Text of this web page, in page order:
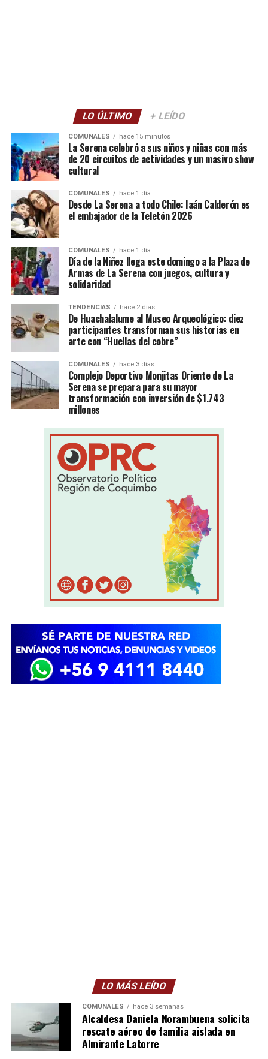
LO ÚLTIMO + LEÍDO
COMUNALES hace 15 minutos
La Serena celebró a sus niños y niñas con más
de 20 circuitos de actividades y un masivo show
cultural
COMUNALES hace 1 día
Desde La Serena a todo Chile: Iaán Calderón es
el embajador de la Teletón 2026
COMUNALES hace 1 día
Día de la Niñez llega este domingo a la Plaza de
Armas de La Serena con juegos, cultura y
solidaridad
TENDENCIAS hace 2 días
De Huachalalume al Museo Arqueológico: diez
participantes transforman sus historias en
arte con “Huellas del cobre”
COMUNALES hace 3 días
Complejo Deportivo Monjitas Oriente de La
Serena se prepara para su mayor
transformación con inversión de $1.743
millones
LO MÁS LEÍDO
COMUNALES hace 3 semanas
Alcaldesa Daniela Norambuena solicita
rescate aéreo de familia aislada en
Almirante Latorre